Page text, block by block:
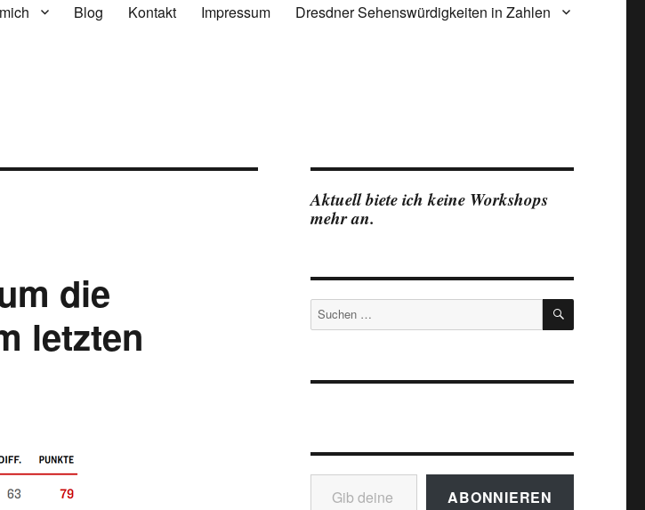
Blog Kontakt Impressum
Dresdner Sehenswürdigkeiten in Zahlen
die
letzten
Aktuell biete ich keine Workshops
mehr an.
Suchen
nach:
SUCHEN
Gib deine E-Mail-Adresse ein ...
ABONNIEREN